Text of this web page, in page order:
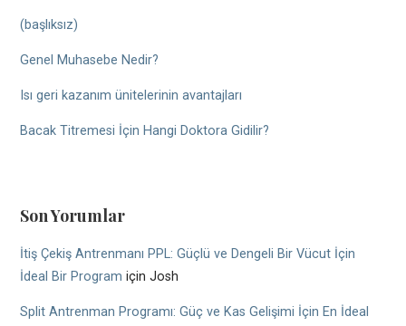
(başlıksız)
Genel Muhasebe Nedir?
Isı geri kazanım ünitelerinin avantajları
Bacak Titremesi İçin Hangi Doktora Gidilir?
Son Yorumlar
İtiş Çekiş Antrenmanı PPL: Güçlü ve Dengeli Bir Vücut İçin
İdeal Bir Program içinJosh
Split Antrenman Programı: Güç ve Kas Gelişimi İçin En İdeal